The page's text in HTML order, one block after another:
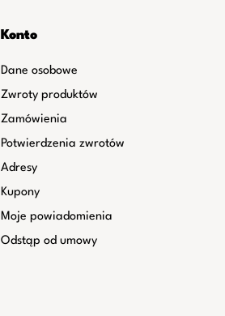
Konto
Dane osobowe
Zwroty produktów
Zamówienia
Potwierdzenia zwrotów
Adresy
Kupony
Moje powiadomienia
Odstąp od umowy